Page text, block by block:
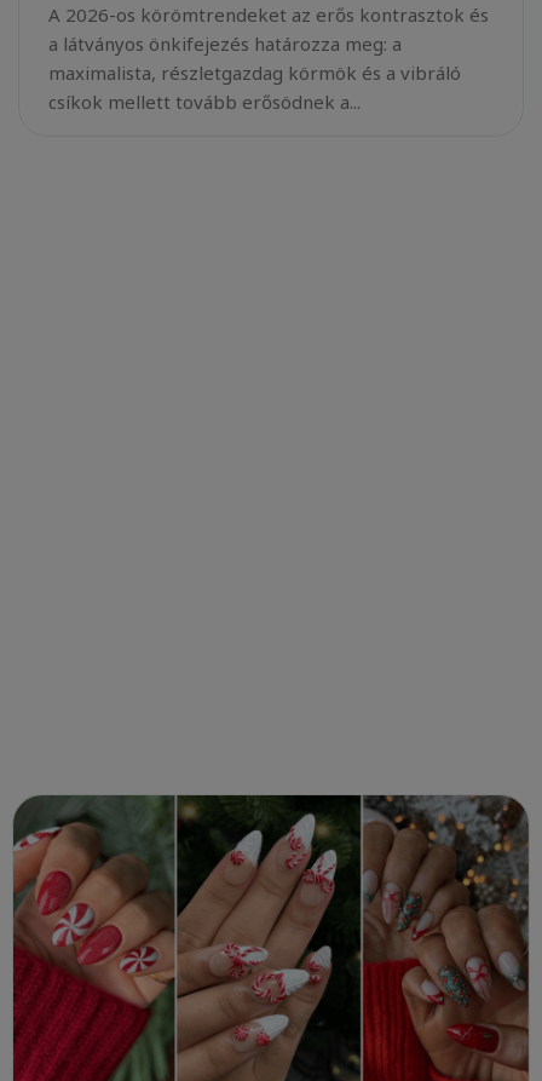
A 2026-os körömtrendeket az erős kontrasztok és
a látványos önkifejezés határozza meg: a
maximalista, részletgazdag körmök és a vibráló
csíkok mellett tovább erősödnek a...